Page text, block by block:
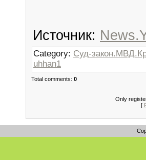
Источник:
Category: Суд-
uhhan1
Total comments: 0
Only
[